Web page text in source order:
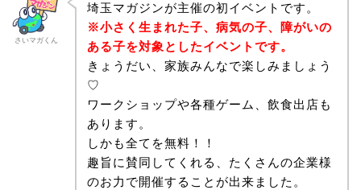
さいマガくん
埼玉マガジンが主催の初イベントです。
※小さく生まれた子、病気の子、障がいの
ある子を対象としたイベントです。
きょうだい、家族みんなで楽しみましょう
♡
ワークショップや各種ゲーム、飲食出店も
あります。
しかも全てを無料！！
趣旨に賛同してくれる、たくさんの企業様
のお力で開催することが出来ました。